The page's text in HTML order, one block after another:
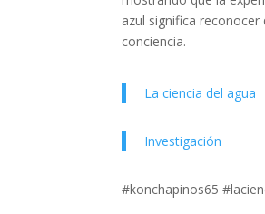
azul significa
conciencia.
La ciencia del agua
Investigación
#konchapinos65